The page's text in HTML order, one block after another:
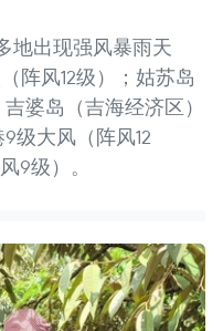
地出现强风暴雨天
阵风12级）；姑苏岛
婆岛（吉海经济区）
级大风（阵风12
9级）。